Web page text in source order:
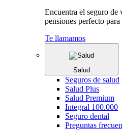
Encuentra el seguro de
pensiones perfecto para
Te llamamos
Salud
Seguros de salud
Salud Plus
Salud Premium
Integral 100.000
Seguro dental
Preguntas